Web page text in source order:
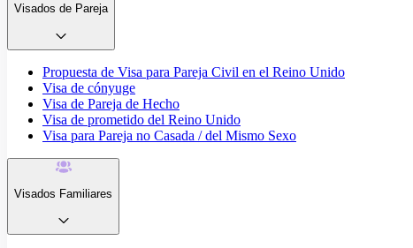
Visados de Pareja
Propuesta de Visa para Pareja Civil en el Reino Unido
Visa de cónyuge
Visa de Pareja de Hecho
Visa de prometido del Reino Unido
Visa para Pareja no Casada / del Mismo Sexo
Visados Familiares